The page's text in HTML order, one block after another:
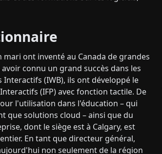
mari ont inventé au Canada de grandes
connu un grand succès dans les
Interactifs (IWB), ils ont développé le
(IFP) avec fonction tactile. De
l'utilisation dans l'éducation – qui
que solutions cloud – ainsi que du
dont le siège est à Calgary, est
En tant que directeur général,
non seulement de la région